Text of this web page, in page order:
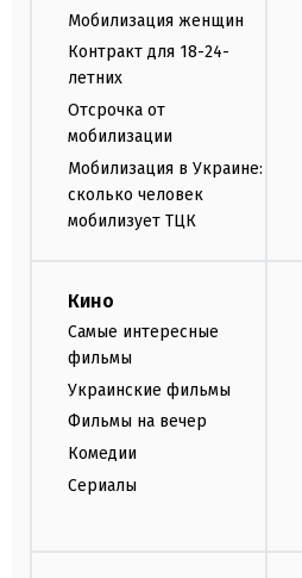
Мобилизация женщин
Контракт для 18-24-
летних
Отсрочка от
мобилизации
Мобилизация в Украине:
сколько человек
мобилизует ТЦК
Кино
Самые интересные
фильмы
Украинские фильмы
Фильмы на вечер
Комедии
Сериалы